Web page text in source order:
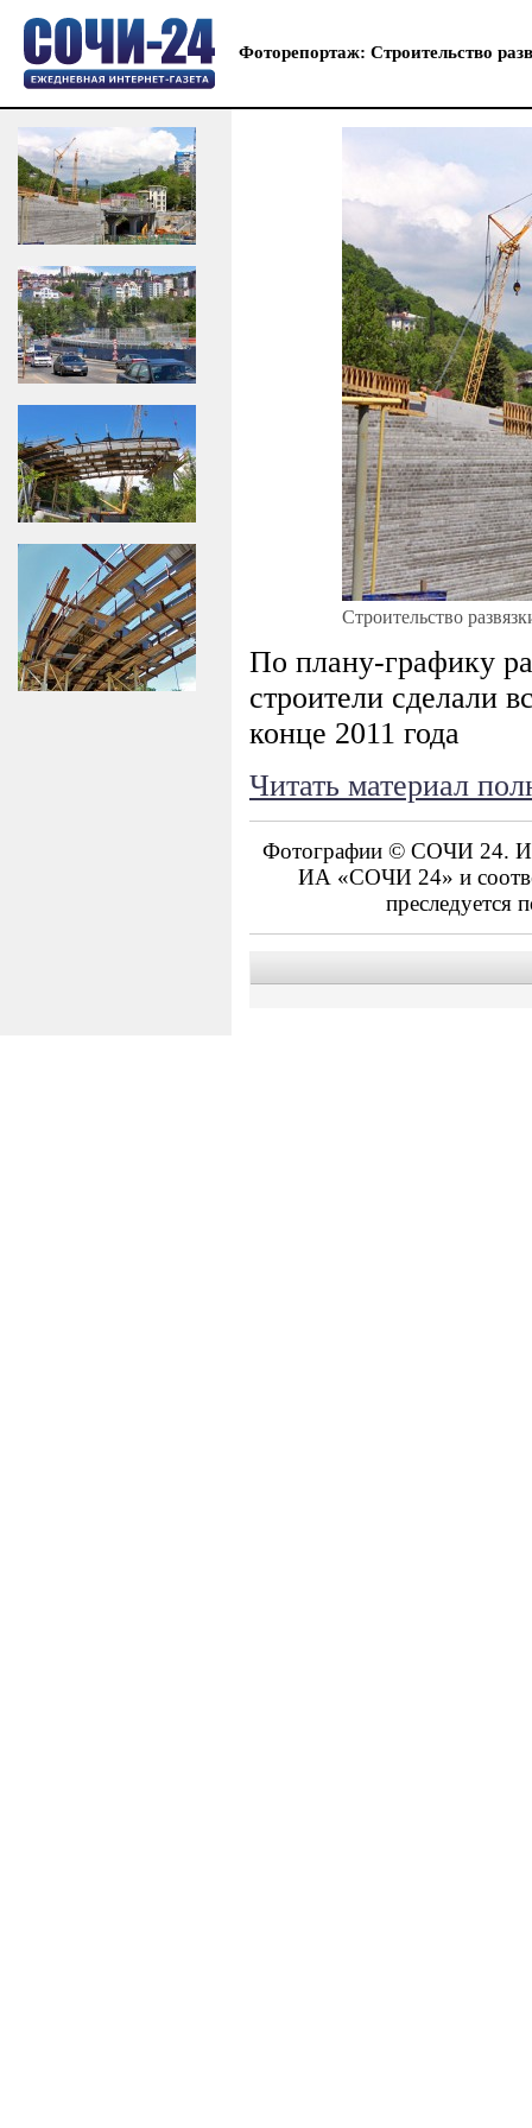
Фоторепортаж: Строительство
Строительство
По плану-графику
строители сделали
конце 2011 года
Читать материал
Фотографии © СОЧИ 24.
ИА «СОЧИ 24» и
преследуется